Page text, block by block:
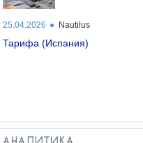
25.04.2026 Nautilus
Тарифа (Испания)